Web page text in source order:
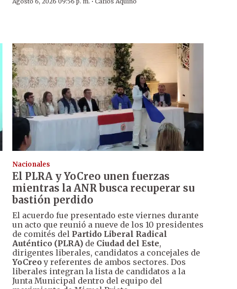
Nacionales
El PLRA y YoCreo unen fuerzas
mientras la ANR busca recuperar su
bastión perdido
El acuerdo fue presentado este viernes durante
un acto que reunió a nueve de los 10 presidentes
de comités del Partido Liberal Radical
Auténtico (PLRA)de Ciudad del Este,
dirigentes liberales, candidatos a concejales de
YoCreoy referentes de ambos sectores. Dos
liberales integran la lista de candidatos a la
Junta Municipal dentro del equipo del